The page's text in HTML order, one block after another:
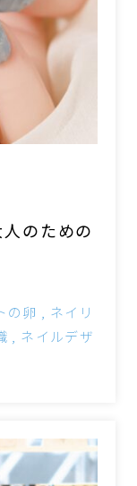
のための
の卵
ネイリ
ネイルデザ